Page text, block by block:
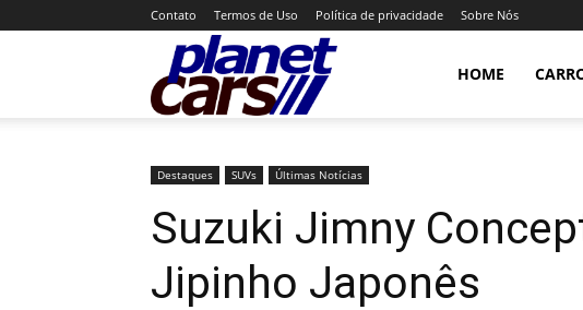
Contato Termos de Uso Política de privacidade Sobre Nós
HOME
Destaques SUVs Últimas Notícias
Suzuki Jimny
Jipinho Japonês